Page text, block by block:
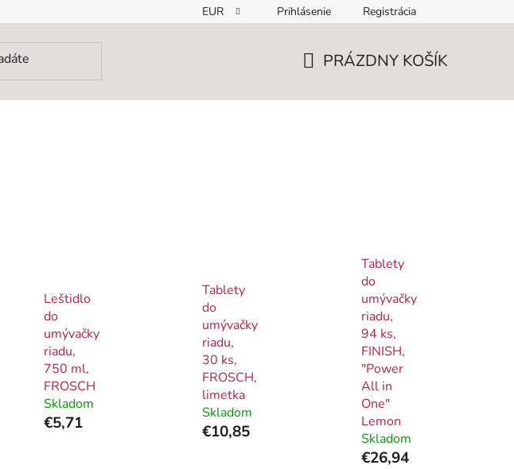
EUR Prihlásenie Registrácia
PRÁZDNY KOŠÍK
Leštidlo
do
umývačky
riadu,
750 ml,
FROSCH
Skladom
€5,71
Tablety
do
umývačky
riadu,
30 ks,
FROSCH,
limetka
Skladom
€10,85
Tablety
do
umývačky
riadu,
94 ks,
FINISH,
"Power
All in
One"
Lemon
Skladom
€26,94